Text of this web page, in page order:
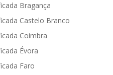
Bragança
Castelo Branco
Coimbra
Évora
Faro